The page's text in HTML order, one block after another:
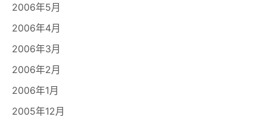
2006年5月
2006年4月
2006年3月
2006年2月
2006年1月
2005年12月